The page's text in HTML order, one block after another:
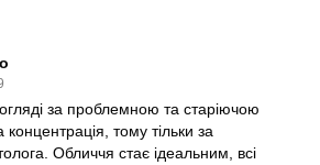
за проблемною та старіючою
тому тільки за
Обличчя стає ідеальним, всі